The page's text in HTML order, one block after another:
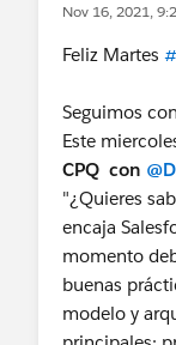
https://t.me/
@Marketer
Moscoso
@Claudio
@Admin
Andalucia, ES
@Nonprofit
Group,
ES
Nov 16, 2021,
Feliz Martes
Seguimos con
Este
CPQ con
"¿Quieres
encaja
momento
buenas
modelo y